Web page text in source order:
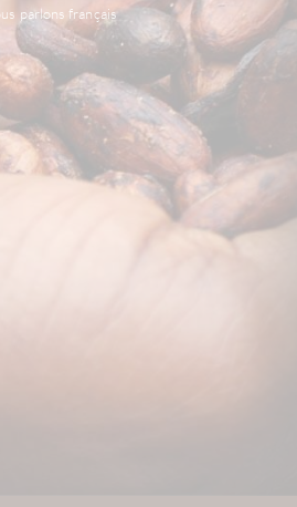
parlons français